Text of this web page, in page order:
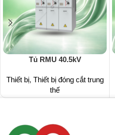
Tủ RMU 40.5kV
Thiết bị, Thiết bị đóng cắt trung
thế